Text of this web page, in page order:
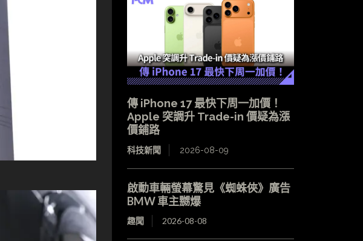
傳 iPhone 17 最快下周一加價！
Apple 突調升 Trade-in 價疑為漲
價鋪路
科技新聞 2026-08-09
啟動車輛螢幕驚見《蜘蛛俠》廣告
BMW 車主嬲爆
趣聞 2026-08-08